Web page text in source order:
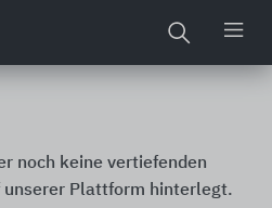
noch keine vertiefenden
unserer Plattform hinterlegt.